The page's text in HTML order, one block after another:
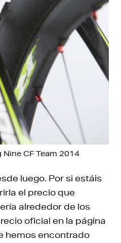
Nine CF Team 2014
luego. Por si estáis
el precio que
alrededor de los
oficial en la página
hemos encontrado